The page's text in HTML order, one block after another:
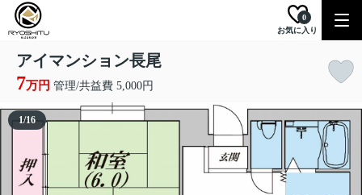
お気に入り
0
アイマンション長尾
7万円 管理/共益費 5,000円
1/16